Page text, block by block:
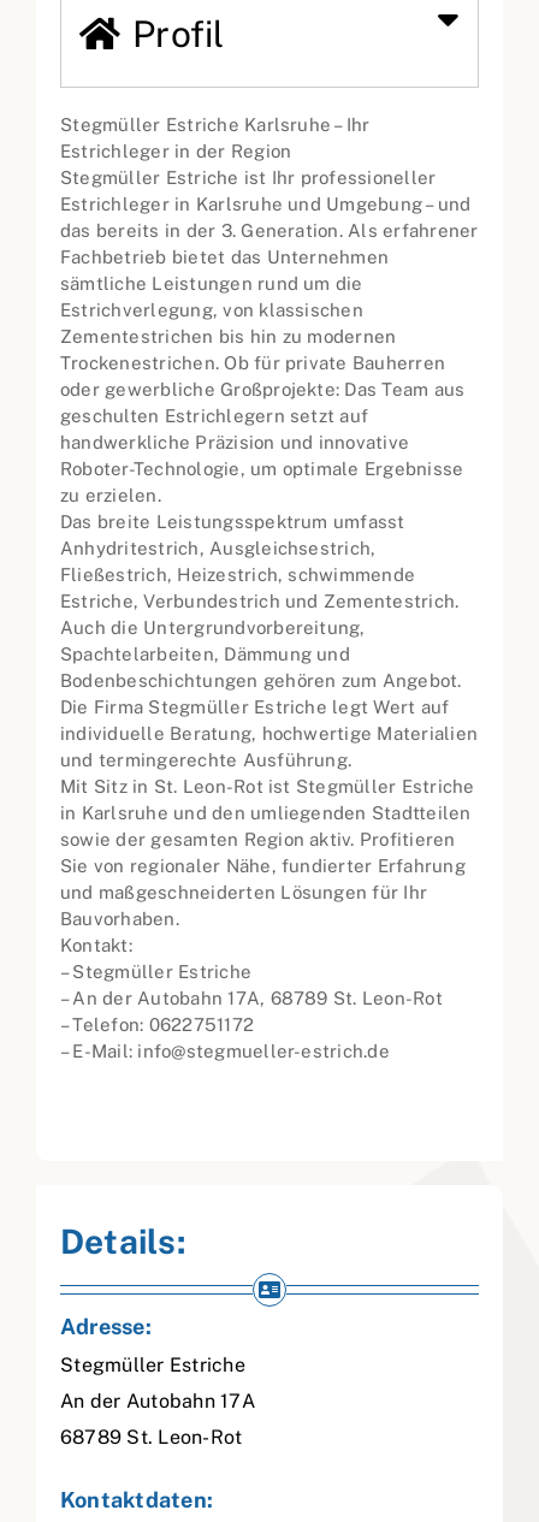
Profil
Stegmüller Estriche Karlsruhe – Ihr
Estrichleger in der Region
Stegmüller Estriche ist Ihr professioneller
Estrichleger in Karlsruhe und Umgebung – und
das bereits in der 3. Generation. Als erfahrener
Fachbetrieb bietet das Unternehmen
sämtliche Leistungen rund um die
Estrichverlegung, von klassischen
Zementestrichen bis hin zu modernen
Trockenestrichen. Ob für private Bauherren
oder gewerbliche Großprojekte: Das Team aus
geschulten Estrichlegern setzt auf
handwerkliche Präzision und innovative
Roboter-Technologie, um optimale Ergebnisse
zu erzielen.
Das breite Leistungsspektrum umfasst
Anhydritestrich, Ausgleichsestrich,
Fließestrich, Heizestrich, schwimmende
Estriche, Verbundestrich und Zementestrich.
Auch die Untergrundvorbereitung,
Spachtelarbeiten, Dämmung und
Bodenbeschichtungen gehören zum Angebot.
Die Firma Stegmüller Estriche legt Wert auf
individuelle Beratung, hochwertige Materialien
und termingerechte Ausführung.
Mit Sitz in St. Leon-Rot ist Stegmüller Estriche
in Karlsruhe und den umliegenden Stadtteilen
sowie der gesamten Region aktiv. Profitieren
Sie von regionaler Nähe, fundierter Erfahrung
und maßgeschneiderten Lösungen für Ihr
Bauvorhaben.
Kontakt:
– Stegmüller Estriche
– An der Autobahn 17A, 68789 St. Leon-Rot
– Telefon: 0622751172
– E-Mail: info@stegmueller-estrich.de
Details:
Adresse:
Stegmüller Estriche
An der Autobahn 17A
68789 St. Leon-Rot
Kontaktdaten: